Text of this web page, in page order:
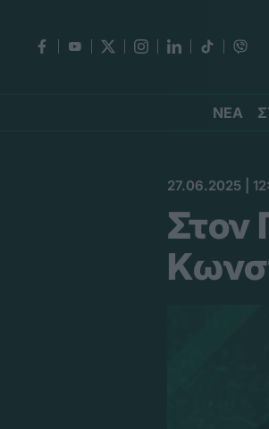
ΝΕΑ
27.06.2025 |
Στον